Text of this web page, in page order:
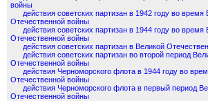
войны
действия советских партизан в 1942 году во время
Отечественной войны
действия советских партизан в 1944 году во время
Отечественной войны
действия советских партизан в Великой
действия советских партизан во второй период
Отечественной войны
действия Черноморского флота в 1944 году во
Отечественной войны
действия Черноморского флота в первый период
Отечественной войны